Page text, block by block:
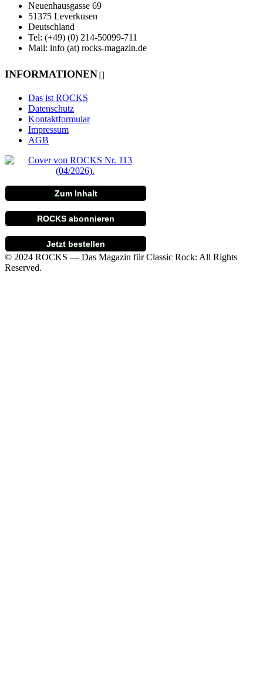
Neuenhausgasse 69
51375 Leverkusen
Deutschland
Tel: (+49) (0) 214-50099-711
Mail: info (at) rocks-magazin.de
INFORMATIONEN
Das ist ROCKS
Datenschutz
Kontaktformular
Impressum
AGB
Zum Inhalt
ROCKS abonnieren
Jetzt bestellen
© 2024 ROCKS — Das Magazin für Classic Rock: All Rights
Reserved.